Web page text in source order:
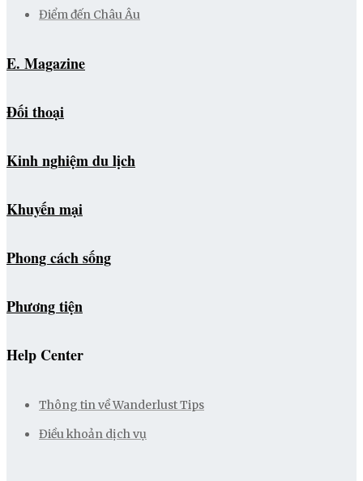
Điểm đến Châu Âu
E. Magazine
Đối thoại
Kinh nghiệm du lịch
Khuyến mại
Phong cách sống
Phương tiện
Help Center
Thông tin về Wanderlust Tips
Điều khoản dịch vụ